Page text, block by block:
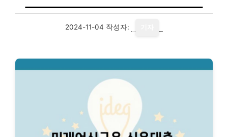
2024-11-04 작성자: